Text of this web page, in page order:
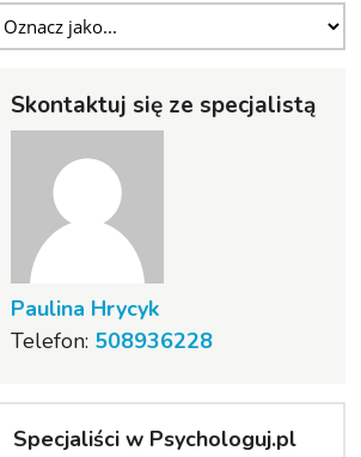
Skontaktuj się ze specjalistą
Paulina Hrycyk
Telefon: 508936228
Specjaliści w Psychologuj.pl